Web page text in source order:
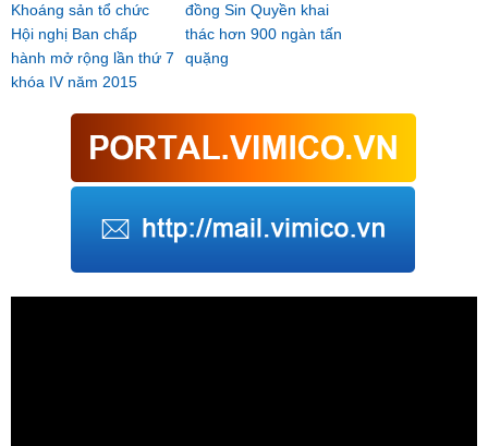
Khoáng sản tổ chức
Hội nghị Ban chấp
hành mở rộng lần thứ 7
khóa IV năm 2015
đồng Sin Quyền khai
thác hơn 900 ngàn tấn
quặng